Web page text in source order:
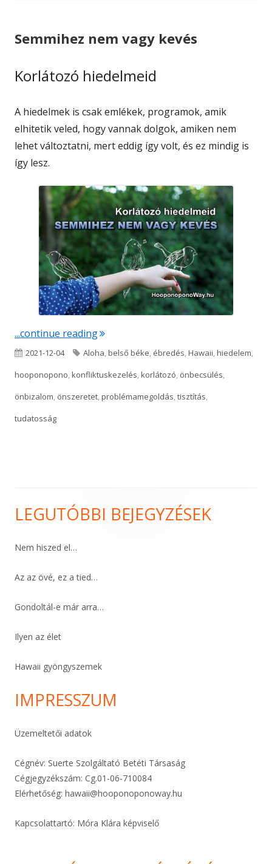
Semmihez nem vagy kevés
Korlátozó hiedelmeid
A hiedelmek is csak emlékek, programok, amik
elhitetik veled, hogy vannak dolgok, amiken nem
lehet változtatni, mert eddig így volt, és ez mindig is
így lesz.
...continue reading"Semmihez nem vagy kevés"
Published
on
2021-12-04 Tags
Aloha,belső béke, ébredés,Hawaii,hiedelem,
hooponopono,konfliktuskezelés,korlátozó, önbecsülés,
önbizalom, önszeretet,problémamegoldás,tisztítás,
tudatosság
Main
Sidebar
LEGUTÓBBI BEJEGYZÉSEK
Nem hiszed el…
Az az övé, ez a tied…
Gondoltál-e már arra…
Ilyen az élet
Hawaii gyöngyszemek
IMPRESSZUM
Üzemeltetői adatok
Cégnév: Suerte Szolgáltató Betéti Társaság
Cégjegyzékszám: Cg.01-06-710084
Elérhetőség: hawaii@hooponoponoway.hu
Kapcsolattartó: Móra Klára képviselő